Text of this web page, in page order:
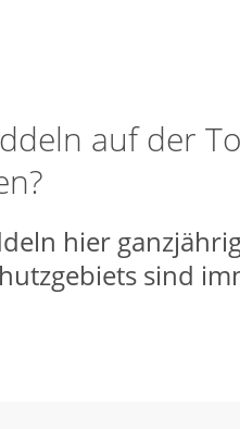
auf der
hier
sind